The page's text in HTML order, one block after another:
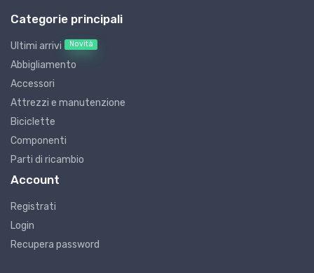
Categorie principali
Ultimi arrivi Novità
Abbigliamento
Accessori
Attrezzi e manutenzione
Biciclette
Componenti
Parti di ricambio
Account
Registrati
Login
Recupera password